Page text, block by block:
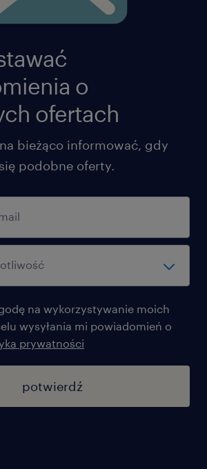
o
ofertach
bieżąco informować, gdy
podobne oferty.
na wykorzystywanie moich
wysyłania mi powiadomień o
prywatności
potwierdź